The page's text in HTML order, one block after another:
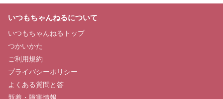
いつもちゃんねるについて
いつもちゃんねるトップ
つかいかた
ご利用規約
プライバシーポリシー
よくある質問と答